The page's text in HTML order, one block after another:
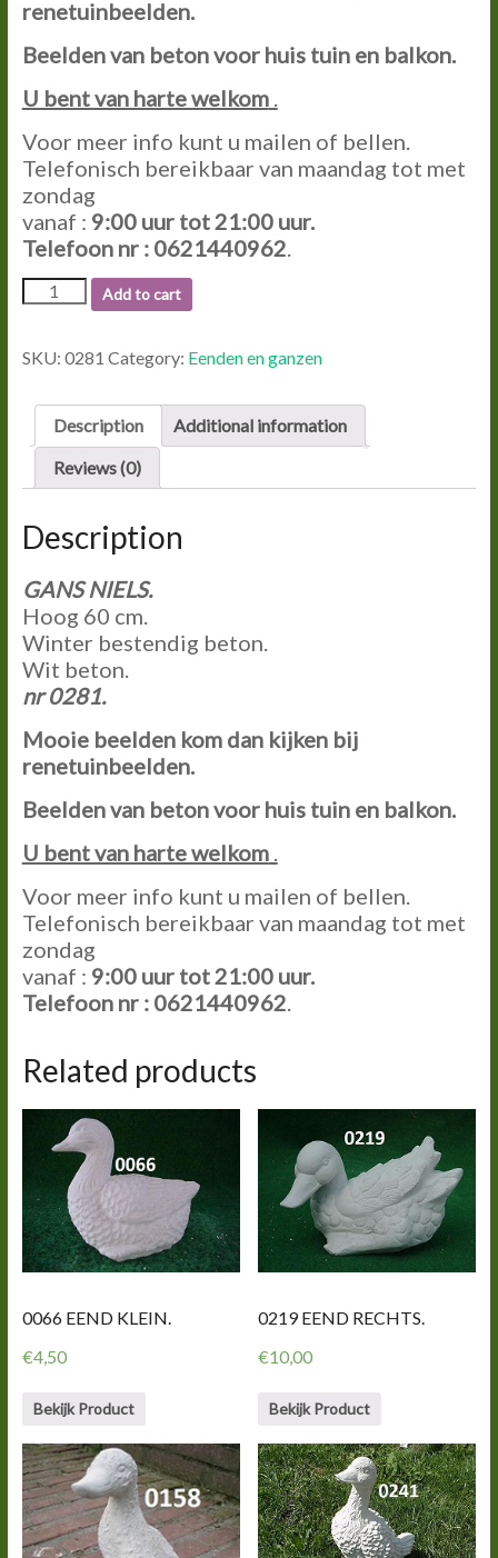
renetuinbeelden.
Beelden van beton voor huis tuin en balkon.
U bent van harte welkom.
Voor meer info kunt u mailen of bellen.
Telefonisch bereikbaar van maandag tot met
zondag
vanaf : 9:00 uur tot 21:00 uur.
Telefoon nr : 0621440962
0281
GANS
quantity
Add to cart
SKU: 0281 Category: Eenden en ganzen
Description
Additional information
Reviews (0)
Description
GANS NIELS.
Hoog 60 cm.
Winter bestendig beton.
Wit beton.
nr 0281.
Mooie beelden kom dan kijken bij
renetuinbeelden.
Beelden van beton voor huis tuin en balkon.
U bent van harte welkom.
Voor meer info kunt u mailen of bellen.
Telefonisch bereikbaar van maandag tot met
zondag
vanaf : 9:00 uur tot 21:00 uur.
Telefoon nr : 0621440962
Related products
0066 EEND KLEIN.
€4,50
Bekijk Product
0219 EEND RECHTS.
€10,00
Bekijk Product